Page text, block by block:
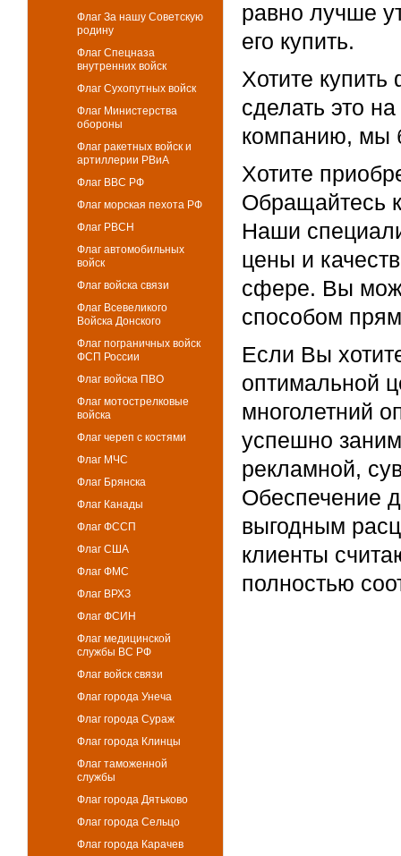
Флаг За нашу Советскую
родину
Флаг Спецназа
внутренних войск
Флаг Сухопутных войск
Флаг Министерства
обороны
Флаг ракетных войск и
артиллерии РВиА
Флаг ВВС РФ
Флаг морская пехота РФ
Флаг РВСН
Флаг автомобильных
войск
Флаг войска связи
Флаг Всевеликого
Войска Донского
Флаг пограничных войск
ФСП России
Флаг войска ПВО
Флаг мотострелковые
войска
Флаг череп с костями
Флаг МЧС
Флаг Брянска
Флаг Канады
Флаг ФССП
Флаг США
Флаг ФМС
Флаг ВРХЗ
Флаг ФСИН
Флаг медицинской
службы ВС РФ
Флаг войск связи
Флаг города Унеча
Флаг города Сураж
Флаг города Клинцы
Флаг таможенной
службы
Флаг города Дятьково
Флаг города Сельцо
Флаг города Карачев
равно лучше
его купить.
Хотите
сделать это
компанию, мы
Хотите
Обращайтесь
Наши
цены и
сфере. Вы
способом
Если Вы
оптимальной
многолетний
успешно
рекламной,
Обеспечение
выгодным
клиенты
полностью